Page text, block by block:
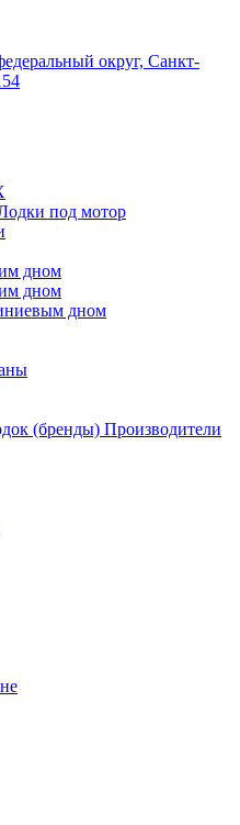
округ, Санкт-
под мотор
дном
дном
дном
Производители